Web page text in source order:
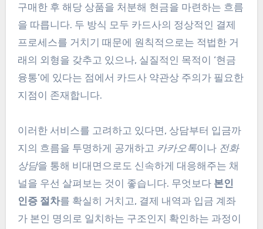
구매한 후 해당 상품을 처분해 현금을 마련하는 흐름
을 따릅니다. 두 방식 모두 카드사의 정상적인 결제
프로세스를 거치기 때문에 원칙적으로는 적법한 거
래의 외형을 갖추고 있으나, 실질적인 목적이 ‘현금
융통’에 있다는 점에서 카드사 약관상 주의가 필요한
지점이 존재합니다.
이러한 서비스를 고려하고 있다면, 상담부터 입금까
지의 흐름을 투명하게 공개하고 카카오톡이나 전화
상담을 통해 비대면으로도 신속하게 대응해주는 채
널을 우선 살펴보는 것이 좋습니다. 무엇보다 본인
인증 절차를 확실히 거치고, 결제 내역과 입금 계좌
가 본인 명의로 일치하는 구조인지 확인하는 과정이